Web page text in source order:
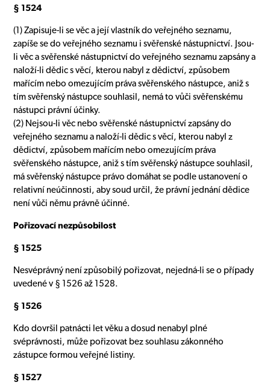
§ 1524
(1) Zapisuje-li se věc a její vlastník do veřejného seznamu,
zapíše se do veřejného seznamu i svěřenské nástupnictví. Jsou-
li věc a svěřenské nástupnictví do veřejného seznamu zapsány a
naloží-li dědic s věcí, kterou nabyl z dědictví, způsobem
mařícím nebo omezujícím práva svěřenského nástupce, aniž s
tím svěřenský nástupce souhlasil, nemá to vůči svěřenskému
nástupci právní účinky.
(2) Nejsou-li věc nebo svěřenské nástupnictví zapsány do
veřejného seznamu a naloží-li dědic s věcí, kterou nabyl z
dědictví, způsobem mařícím nebo omezujícím práva
svěřenského nástupce, aniž s tím svěřenský nástupce souhlasil,
má svěřenský nástupce právo domáhat se podle ustanovení o
relativní neúčinnosti, aby soud určil, že právní jednání dědice
není vůči němu právně účinné.
Pořizovací nezpůsobilost
§ 1525
Nesvéprávný není způsobilý pořizovat, nejedná-li se o případy
uvedené v § 1526 až 1528.
§ 1526
Kdo dovršil patnácti let věku a dosud nenabyl plné
svéprávnosti, může pořizovat bez souhlasu zákonného
zástupce formou veřejné listiny.
§ 1527